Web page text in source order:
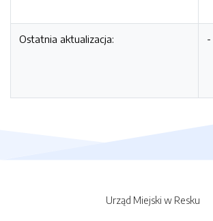
Ostatnia aktualizacja: -
Urząd Miejski w Resku